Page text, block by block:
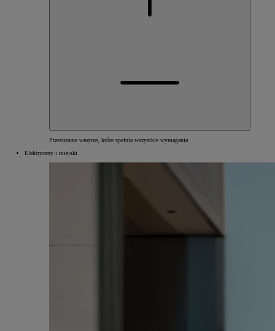
Przestronne wnętrze, które spełnia wszystkie wymagania
Elektryczny i miejski